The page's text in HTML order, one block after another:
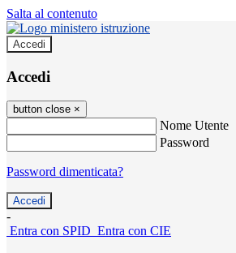
Salta al contenuto
Accedi
Accedi
button close ×
Nome Utente
Password
Password dimenticata?
-
Entra con SPID Entra con CIE